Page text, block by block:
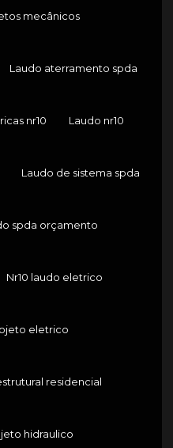
mecânicos
Laudo aterramento spda
nr10 Laudo nr10
Laudo de sistema spda
spda orçamento
Nr10 laudo eletrico
eletrico
residencial
hidraulico